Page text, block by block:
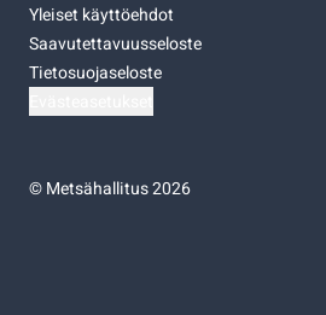
Yleiset käyttöehdot
Saavutettavuusseloste
Tietosuojaseloste
©Metsähallitus 2026